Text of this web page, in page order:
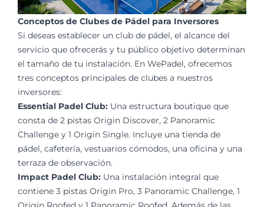
Conceptos de Clubes de Pádel para Inversores
Si deseas establecer un club de pádel, el alcance del
servicio que ofrecerás y tu público objetivo determinan
el tamaño de tu instalación. En WePadel, ofrecemos
tres conceptos principales de clubes a nuestros
inversores:
Essential Padel Club: Una estructura boutique que
consta de 2 pistas Origin Discover, 2 Panoramic
Challenge y 1 Origin Single. Incluye una tienda de
pádel, cafetería, vestuarios cómodos, una oficina y una
terraza de observación.
Impact Padel Club: Una instalación integral que
contiene 3 pistas Origin Pro, 3 Panoramic Challenge, 1